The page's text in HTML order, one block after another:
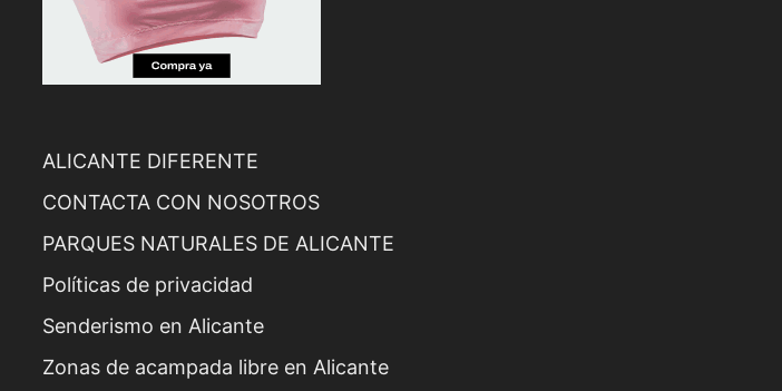
ALICANTE DIFERENTE
CONTACTA CON NOSOTROS
PARQUES NATURALES DE ALICANTE
Políticas de privacidad
Senderismo en Alicante
Zonas de acampada libre en Alicante